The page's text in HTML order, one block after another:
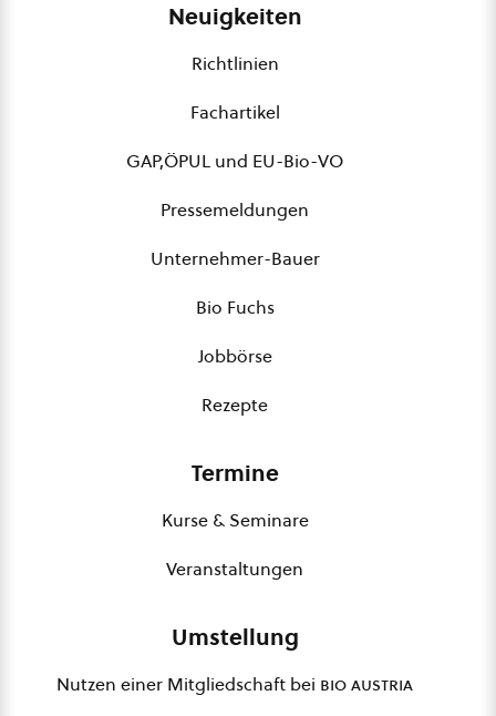
Neuigkeiten
Richtlinien
Fachartikel
GAP,ÖPUL und EU-Bio-VO
Pressemeldungen
Unternehmer-Bauer
Bio Fuchs
Jobbörse
Rezepte
Termine
Kurse & Seminare
Veranstaltungen
Umstellung
Nutzen einer Mitgliedschaft bei bio austria